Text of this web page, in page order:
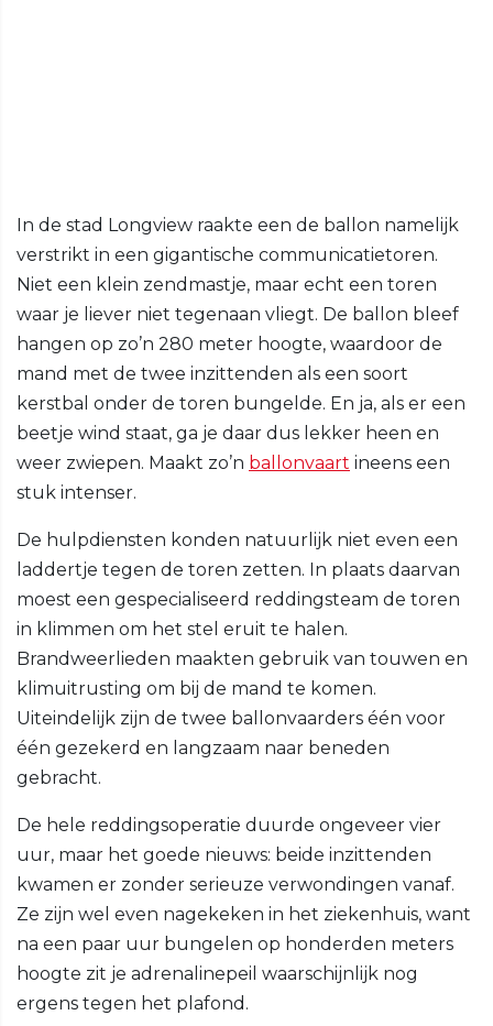
In de stad Longview raakte een de ballon namelijk
verstrikt in een gigantische communicatietoren.
Niet een klein zendmastje, maar echt een toren
waar je liever niet tegenaan vliegt. De ballon bleef
hangen op zo’n 280 meter hoogte, waardoor de
mand met de twee inzittenden als een soort
kerstbal onder de toren bungelde. En ja, als er een
beetje wind staat, ga je daar dus lekker heen en
weer zwiepen. Maakt zo’n ballonvaart ineens een
stuk intenser.
De hulpdiensten konden natuurlijk niet even een
laddertje tegen de toren zetten. In plaats daarvan
moest een gespecialiseerd reddingsteam de toren
in klimmen om het stel eruit te halen.
Brandweerlieden maakten gebruik van touwen en
klimuitrusting om bij de mand te komen.
Uiteindelijk zijn de twee ballonvaarders één voor
één gezekerd en langzaam naar beneden
gebracht.
De hele reddingsoperatie duurde ongeveer vier
uur, maar het goede nieuws: beide inzittenden
kwamen er zonder serieuze verwondingen vanaf.
Ze zijn wel even nagekeken in het ziekenhuis, want
na een paar uur bungelen op honderden meters
hoogte zit je adrenalinepeil waarschijnlijk nog
ergens tegen het plafond.